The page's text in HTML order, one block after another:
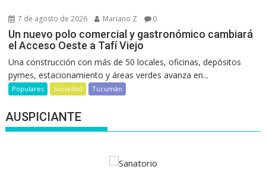
7 de agosto de 2026 Mariano Z 0
Un nuevo polo comercial y gastronómico cambiará
el Acceso Oeste a Tafí Viejo
Una construcción con más de 50 locales, oficinas, depósitos
pymes, estacionamiento y áreas verdes avanza en...
Populares Sociedad Tucumán
AUSPICIANTE